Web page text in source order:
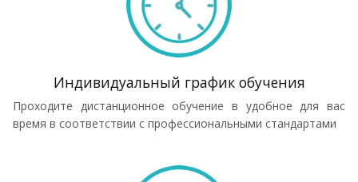
Индивидуальный график обучения
Проходите дистанционное обучение в удобное для вас
время в соответствии с профессиональными стандартами